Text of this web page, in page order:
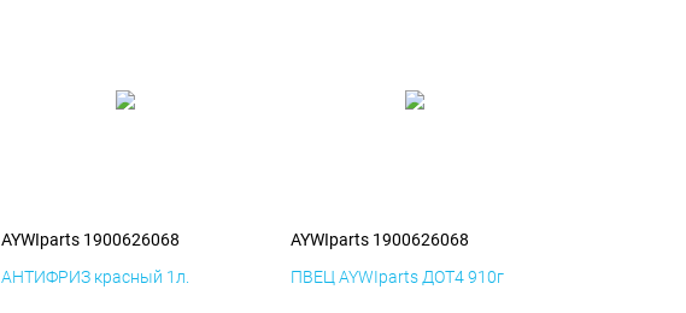
AYWIparts 1900626068
АНТИФРИЗ красный 1л.
AYWIparts 1900626068
ПВЕЦ AYWIparts ДОТ4 910г